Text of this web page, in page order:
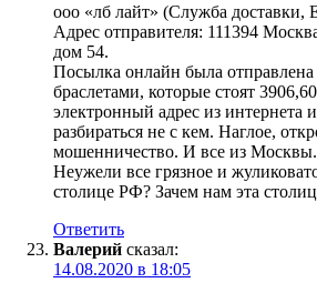
ооо «лб лайт» (Служба
Адрес отправителя: 111394
дом 54.
Посылка онлайн была
браслетами, которые стоят
электронный адрес из интернета
разбираться не с кем. Наглое,
мошенничество. И все из Москвы.
Неужели все грязное и
столице РФ? Зачем нам эта
Ответить
Валерий сказал:
14.08.2020 в 18:05